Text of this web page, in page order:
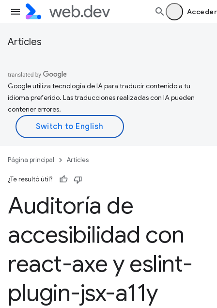
Acceder
Articles
Google utiliza tecnología de IA para traducir contenido a tu
idioma preferido. Las traducciones realizadas con IA pueden
contener errores.
Página principal Articles
¿Te resultó útil?
Auditoría de
accesibilidad con
react-axe y eslint-
plugin-jsx-a11y